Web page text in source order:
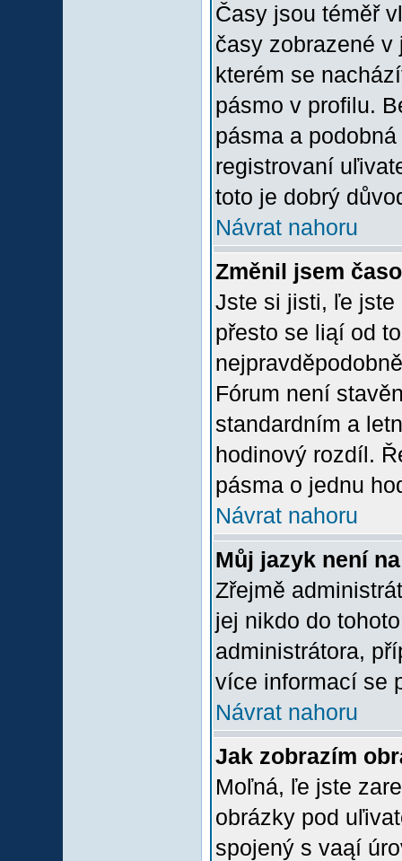
Časy jsou téměř
časy zobrazené
kterém se
pásmo v profilu.
pásma a
registrovaní
toto je dobrý
Návrat nahoru
Změnil jsem
Jste si jisti, ľe jste
přesto se liąí od
Fórum není
standardním a
hodinový rozdíl.
pásma o jednu
Návrat nahoru
Můj jazyk není
Zřejmě
jej nikdo do
administrátora,
více informací se
Návrat nahoru
Jak zobrazím
Moľná, ľe jste
obrázky pod
spojený s vaąí